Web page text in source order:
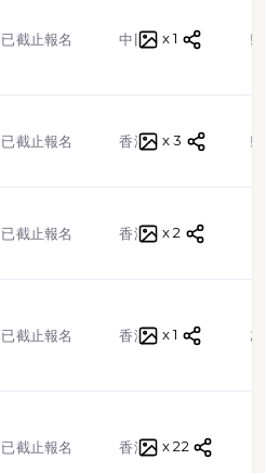
已截止報名 中國 越野跑
x 1
已截止報名 香港 越野跑
x 3
已截止報名 香港 x 2
已截止報名 香港 格鬥武
x 1
已截止報名 香港 路跑
x 22